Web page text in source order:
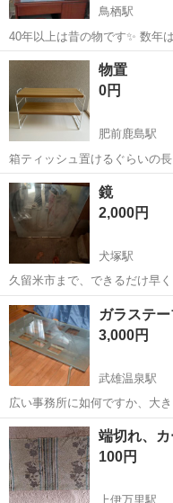
鳥栖駅
40年以上は昔の物です✨ 数年は使ってなく置いていても意味が無いの
で😊💦 昔の物ですし汚れやキズは、それなりに有ります💦 1枚目イス
が傾いてるように見えますが
為、傾いていてるだけです😅...
佐賀 鳥栖市 鳥栖駅
物置
0円
肥前鹿島駅
箱ティッシュ置けるぐらいの
ます！
佐賀 嬉野市
鏡
2,000円
犬塚駅
久留米市まで、できるだけ早
だきます。 よろしくおねがい
佐賀 神埼市
ガラステ
3,000円
武雄温泉駅
広い事務所に如何ですか、大
約1200×奥行き700×高さ30×
れてOKです。
佐賀 武雄市 武雄温泉駅
端切れ、カ
100円
上伊万里駅